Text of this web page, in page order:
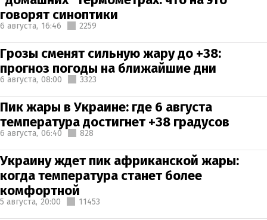
говорят синоптики
6 августа, 16:46 2259
Грозы сменят сильную жару до +38:
прогноз погоды на ближайшие дни
6 августа, 08:00 3323
Пик жары в Украине: где 6 августа
температура достигнет +38 градусов
6 августа, 06:40 828
Украину ждет пик африканской жары:
когда температура станет более
комфортной
5 августа, 20:00 11453